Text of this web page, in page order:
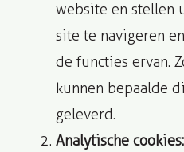
website en stellen
site te navigeren
de functies ervan.
kunnen bepaalde
geleverd.
Analytische cookies: